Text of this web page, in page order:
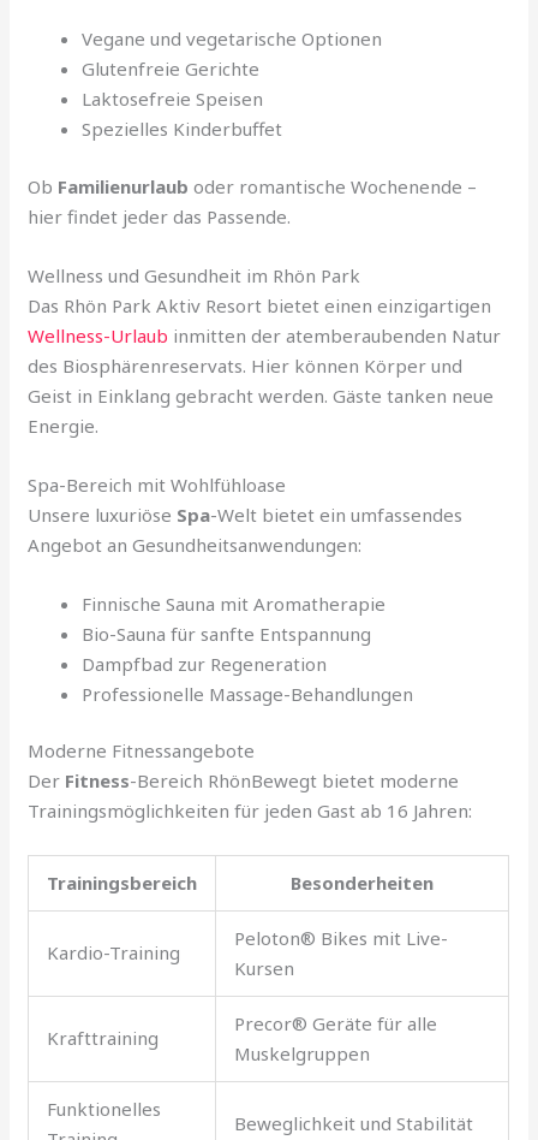
Vegane und vegetarische Optionen
Glutenfreie Gerichte
Laktosefreie Speisen
Spezielles Kinderbuffet
Ob Familienurlaub oder romantische Wochenende –
hier findet jeder das Passende.
Wellness und Gesundheit im Rhön Park
Das Rhön Park Aktiv Resort bietet einen einzigartigen
Wellness-Urlaub inmitten der atemberaubenden Natur
des Biosphärenreservats. Hier können Körper und
Geist in Einklang gebracht werden. Gäste tanken neue
Energie.
Spa-Bereich mit Wohlfühloase
Unsere luxuriöse Spa-Welt bietet ein umfassendes
Angebot an Gesundheitsanwendungen:
Finnische Sauna mit Aromatherapie
Bio-Sauna für sanfte Entspannung
Dampfbad zur Regeneration
Professionelle Massage-Behandlungen
Moderne Fitnessangebote
Der Fitness-Bereich RhönBewegt bietet moderne
Trainingsmöglichkeiten für jeden Gast ab 16 Jahren:
Trainingsbereich Besonderheiten
Kardio-Training
Peloton® Bikes mit Live-
Kursen
Krafttraining
Precor® Geräte für alle
Muskelgruppen
Funktionelles
Beweglichkeit und Stabilität